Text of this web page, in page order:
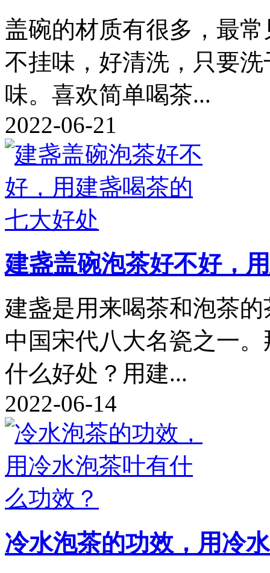
盖碗的材质有很多，最
不挂味，好清洗，只要
味。喜欢简单喝茶...
2022-06-21
建盏盖碗泡茶好不好，
建盏是用来喝茶和泡茶
中国宋代八大名瓷之一
什么好处？用建...
2022-06-14
冷水泡茶的功效，用冷